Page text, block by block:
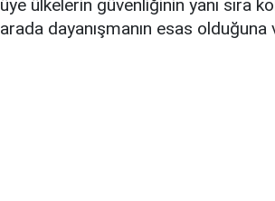
üye ülkelerin güvenliğinin yanı sıra
arada dayanışmanın esas olduğuna